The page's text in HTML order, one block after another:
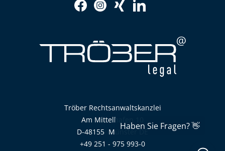
Tröber Rechtsanwaltskanzlei
Am Mittelhafen 10
D-48155 Münster DE
+49 251 - 975 993-0